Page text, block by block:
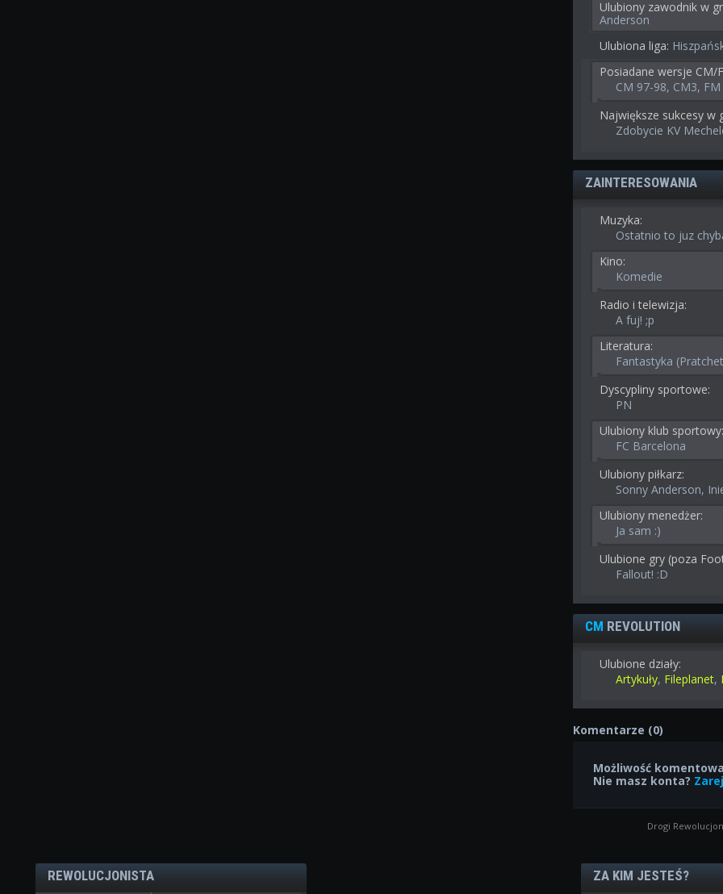
Ulubiony zawodnik w
Anderson
Ulubiona liga:
Posiadane wersje CM/
CM 97-98, CM3,
Największe sukcesy w
Zdobycie KV
ZAINTERESOWANIA
Muzyka:
Ostatnio to juz
Kino:
Komedie
Radio i telewizja:
A fuj! ;p
Literatura:
Fantastyka
Dyscypliny sportowe:
PN
Ulubiony klub
FC Barcelona
Ulubiony piłkarz:
Sonny Anderson,
Ulubiony menedżer:
Ja sam :)
Ulubione gry (poza
Fallout! :D
CM REVOLUTION
Ulubione działy:
Artykuły, Fileplanet,
Komentarze (0)
Możliwość
Nie masz konta?
Drogi
REWOLUCJONISTA ZA KIM JESTEŚ?